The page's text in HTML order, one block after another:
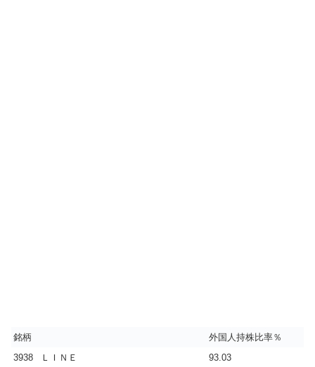
銘柄
外国人持株比率％
3938
ＬＩＮＥ
93.03